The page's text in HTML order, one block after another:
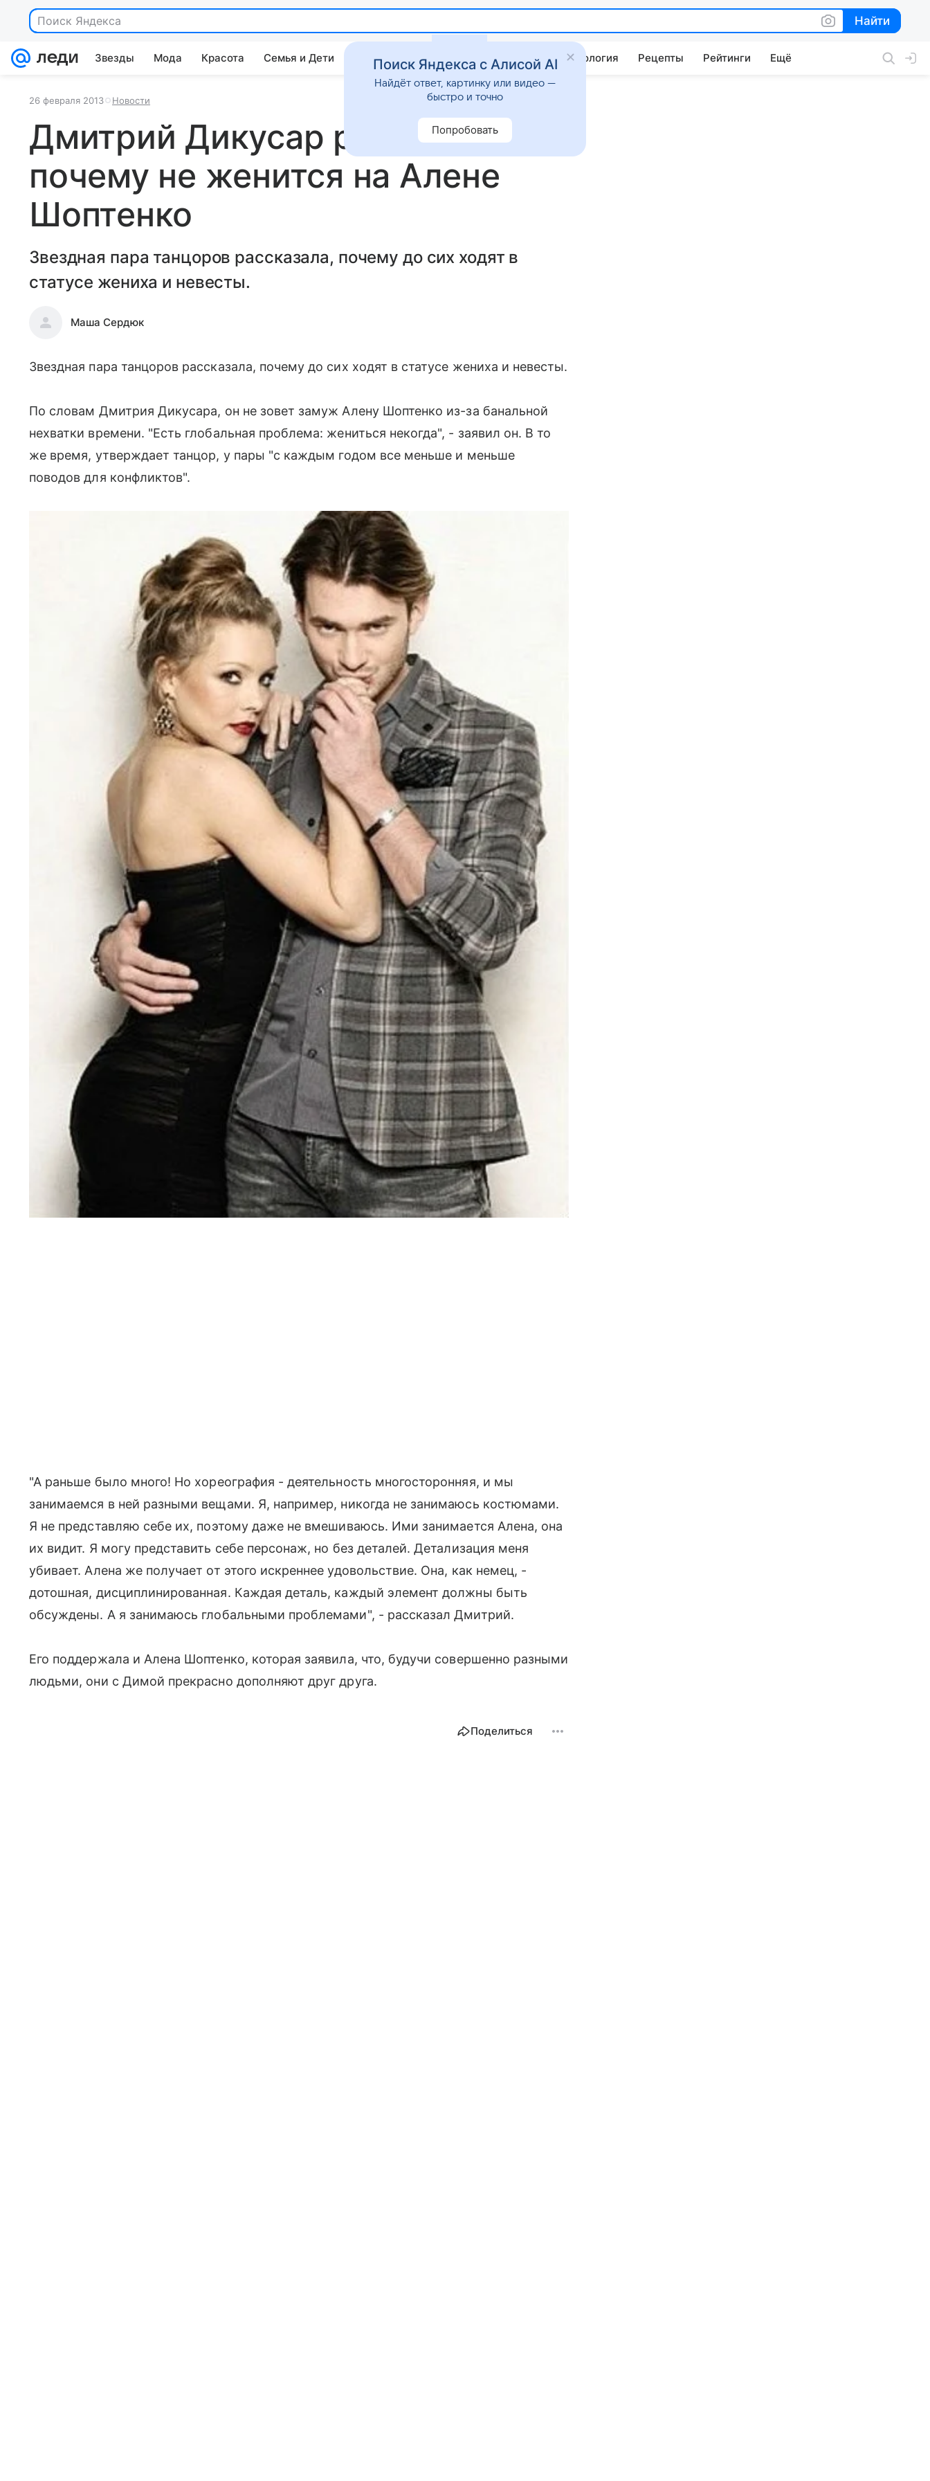
Поиск Яндекса Найти
Найти
Звезды Мода Красота Семья и Дети Дом Гороскопы Стиль жизни Психология Рецепты Рейтинги Ещё
26 февраля 2013 Новости
Дмитрий Дикусар рассказал,
почему не женится на Алене
Шоптенко
Звездная пара танцоров рассказала, почему до сих ходят в
статусе жениха и невесты.
Маша Сердюк
Звездная пара танцоров рассказала, почему до сих ходят в статусе жениха и невесты.
По словам Дмитрия Дикусара, он не зовет замуж Алену Шоптенко из-за банальной
нехватки времени. "Есть глобальная проблема: жениться некогда", - заявил он. В то
же время, утверждает танцор, у пары "с каждым годом все меньше и меньше
поводов для конфликтов".
"А раньше было много! Но хореография - деятельность многосторонняя, и мы
занимаемся в ней разными вещами. Я, например, никогда не занимаюсь костюмами.
Я не представляю себе их, поэтому даже не вмешиваюсь. Ими занимается Алена, она
их видит. Я могу представить себе персонаж, но без деталей. Детализация меня
убивает. Алена же получает от этого искреннее удовольствие. Она, как немец, -
дотошная, дисциплинированная. Каждая деталь, каждый элемент должны быть
обсуждены. А я занимаюсь глобальными проблемами", - рассказал Дмитрий.
Его поддержала и Алена Шоптенко, которая заявила, что, будучи совершенно разными
людьми, они с Димой прекрасно дополняют друг друга.
Поделиться
Поиск Яндекса с Алисой AI
Найдёт ответ, картинку или видео —
быстро и точно
Попробовать